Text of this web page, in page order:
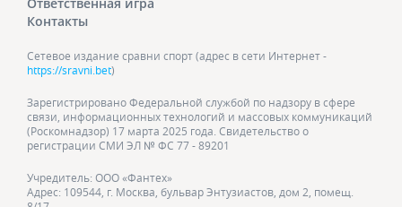
Контакты
Сетевое издание сравни спорт (адрес в сети Интернет -
https://sravni.bet)
Зарегистрировано Федеральной службой по надзору в сфере
связи, информационных технологий и массовых коммуникаций
(Роскомнадзор) 17 марта 2025 года. Свидетельство о
регистрации СМИ ЭЛ № ФС 77 - 89201
Учредитель: ООО «Фантех»
Адрес: 109544, г. Москва, бульвар Энтузиастов, дом 2, помещ.